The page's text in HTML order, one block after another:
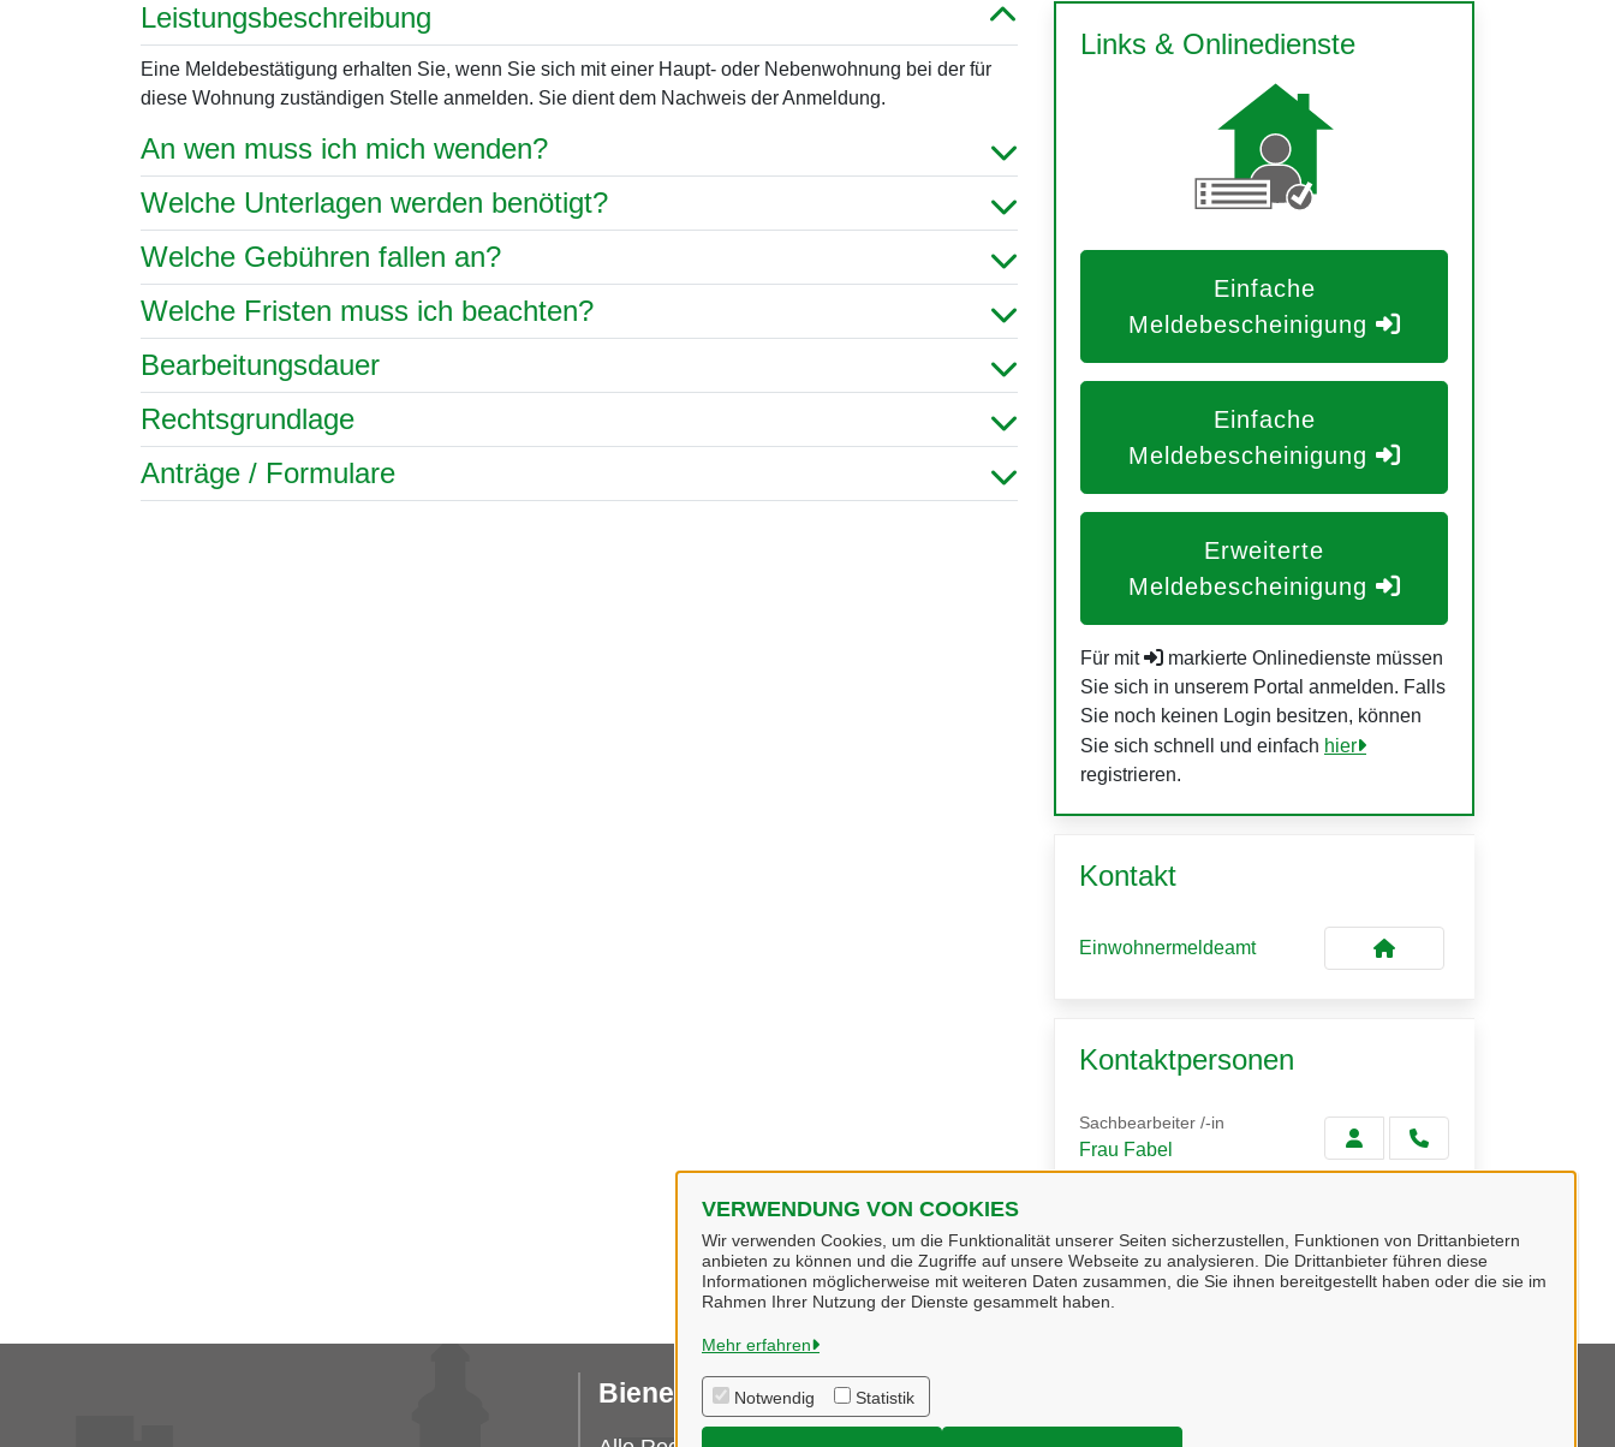
VERWENDUNG VON COOKIES
Wir verwenden Cookies, um die Funktionalität unserer Seiten sicherzustellen, Funktionen von Drittanbietern
anbieten zu können und die Zugriffe auf unsere Webseite zu analysieren. Die Drittanbieter führen diese
Informationen möglicherweise mit weiteren Daten zusammen, die Sie ihnen bereitgestellt haben oder die sie im
Rahmen Ihrer Nutzung der Dienste gesammelt haben.
Mehr erfahren
Notwendig Statistik
Leistungsbeschreibung
Eine Meldebestätigung erhalten Sie, wenn Sie sich mit einer Haupt- oder Nebenwohnung bei der für
diese Wohnung zuständigen Stelle anmelden. Sie dient dem Nachweis der Anmeldung.
An wen muss ich mich wenden?
Welche Unterlagen werden benötigt?
Welche Gebühren fallen an?
Welche Fristen muss ich beachten?
Bearbeitungsdauer
Rechtsgrundlage
Anträge / Formulare
Links & Onlinedienste
Einfache
Meldebescheinigung
Einfache
Meldebescheinigung
Erweiterte
Meldebescheinigung
Für mit
markierte Onlinedienste müssen
Sie sich in unserem Portal anmelden. Falls
Sie noch keinen Login besitzen, können
Sie sich schnell und einfach hier
registrieren.
Kontakt
Einwohnermeldeamt
Kontaktpersonen
Sachbearbeiter /-in
Frau Fabel
Sachbearbeiter /-in
Frau Zapf
Bienenbüttel